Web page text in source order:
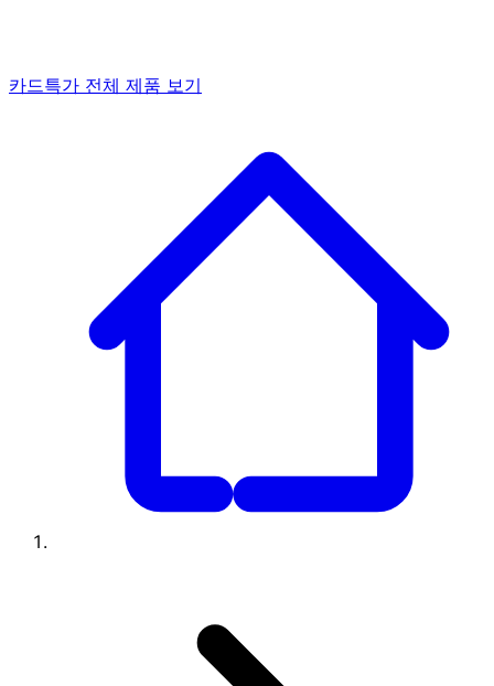
카드특가 전체 제품 보기